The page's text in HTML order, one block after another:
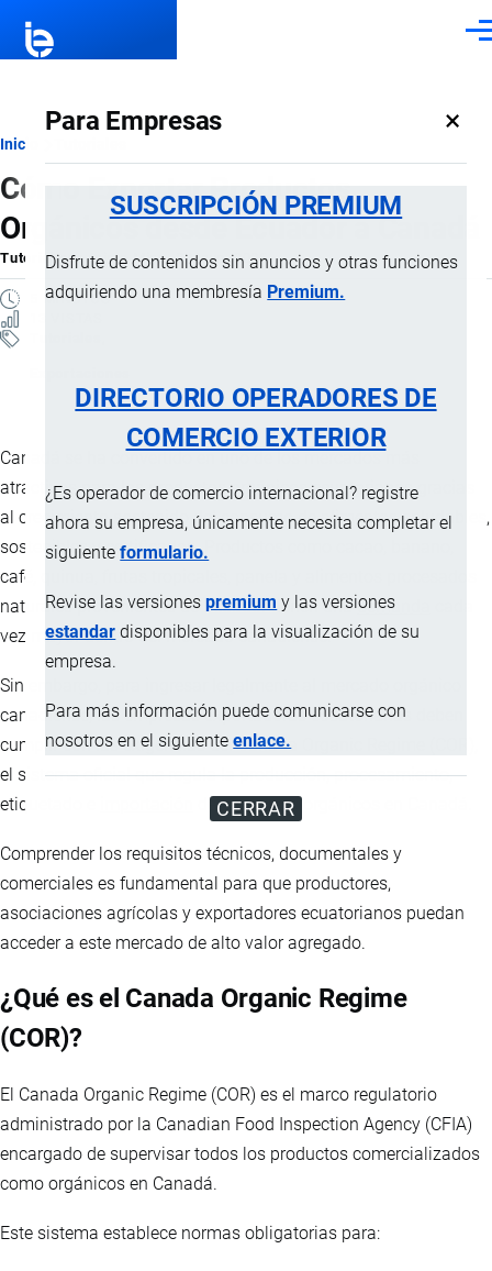
Para Empresas ×
SUSCRIPCIÓN PREMIUM
Disfrute de contenidos sin anuncios y otras funciones
adquiriendo una membresía Premium.
DIRECTORIO OPERADORES DE
COMERCIO EXTERIOR
¿Es operador de comercio internacional? registre
ahora su empresa, únicamente necesita completar el
siguienteformulario.
Revise las versionespremium y las versiones
estandar disponibles para la visualización de su
empresa.
Para más información puede comunicarse con
nosotros en el siguienteenlace.
CERRAR
Ruta
de
navegación
Inicio
Cómo Exportar Productos
Orgánicos desde Ecuador a Canadá
Tutorialpor Jaime Mise, 8 Mayo, 2026
5 MINUTOS
Canadá se ha convertido en uno de los mercados más
atractivos para los productos orgánicos ecuatorianos gracias
al crecimiento sostenido del consumo de alimentos saludables,
sostenibles y certificados. Productos como cacao, banano,
café, quinua, frutas tropicales, panela y alimentos procesados
naturales provenientes de Ecuador tienen unademanda
vez mayor dentro del mercado canadiense.
Sin embargo, para ingresar legalmente al mercado orgánico
canadiense, las empresas exportadoras ecuatorianas deben
cumplir con las exigencias del Canada Organic Regime (COR),
el sistema oficial que regula la producción, procesamiento,
etiquetado e
de productos orgánicos en Canadá.
Comprender los requisitos técnicos, documentales y
comerciales es fundamental para que productores,
asociaciones agrícolas y exportadores ecuatorianos puedan
acceder a este mercado de alto valor agregado.
¿Qué es el Canada Organic Regime
(COR)?
El Canada Organic Regime (COR) es el marco regulatorio
administrado por la Canadian Food Inspection Agency (CFIA)
encargado de supervisar todos los productos comercializados
como orgánicos en Canadá.
Este sistema establece normas obligatorias para: